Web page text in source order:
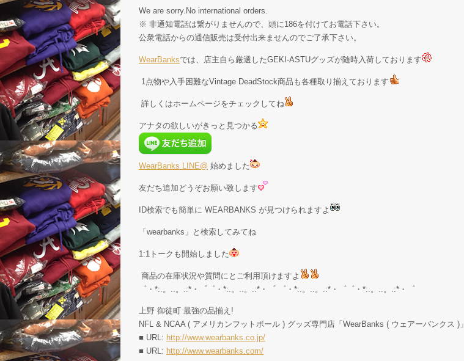
We are sorry.No international orders.
※ 非通知電話は繋がりませんので、頭に186を付けてお電話下さい。
公衆電話からの通信販売は受付出来ませんのでご了承下さい。
WearBanksでは、店主自ら厳選したGEKI-ASTUグッズが随時入荷しております
1点物や入手困難なVintage DeadStock商品も各種取り揃えております
詳しくはホームページをチェックしてね
アナタの欲しいがきっと見つかる
WearBanks LINE@ 始めました
友だち追加どうぞお願い致します
ID検索でも簡単に WEARBANKS が見つけられますよ
「wearbanks」と検索してみてね
1:1トークも開始しました
商品の在庫状況や質問にとご利用頂けますよ
゜・*:.。..。.:*・゜゜・*:.。..。.:*・゜ ゜・*:.。..。.:*・゜゜・*:.。..。.:*・゜
上野 御徒町 最強の品揃え!
NFL & NCAA ( アメリカンフットボール ) グッズ専門店「WearBanks ( ウェアーバンクス )」
■ URL: http://www.wearbanks.co.jp/
■ URL: http://www.wearbanks.com/